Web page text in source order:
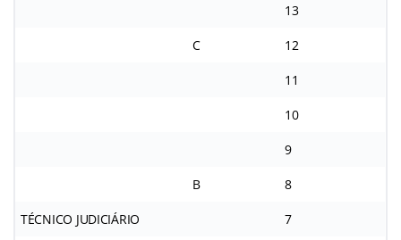
13
C 12
11
10
9
B 8
TÉCNICO JUDICIÁRIO 7